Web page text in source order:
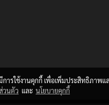
การใช้งานคุกกี้ เพื่อเพิ่มประสิทธิภาพ
วนตัว และ นโยบายคุกกี้